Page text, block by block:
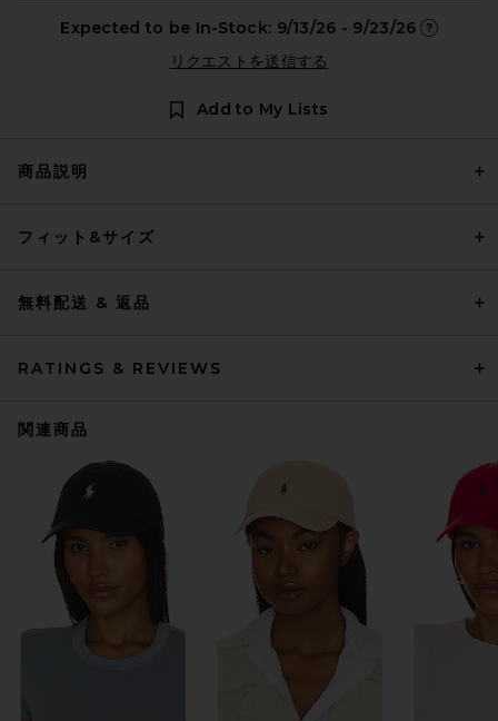
Expected to be In-Stock: 9/13/26 - 9/23/26
リクエストを送信する
Add to My Lists
商品説明
フィット&サイズ
無料配送 & 返品
RATINGS & REVIEWS
関連商品